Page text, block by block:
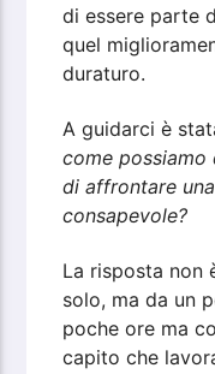
di essere parte
quel
duraturo.
A guidarci è
come possiamo
di affrontare
consapevole?
La risposta non
solo, ma da un
poche ore ma
capito che